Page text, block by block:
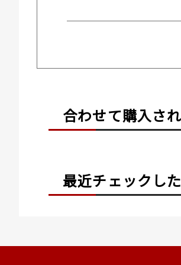
合わせて購入さ
最近チェックし